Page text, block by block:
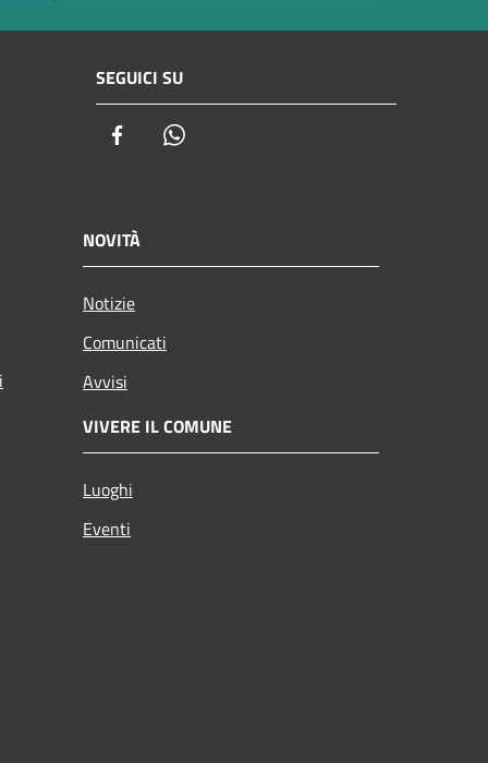
SEGUICI SU
Facebook
NOVITÀ
Notizie
Comunicati
Avvisi
VIVERE IL COMUNE
Luoghi
Eventi